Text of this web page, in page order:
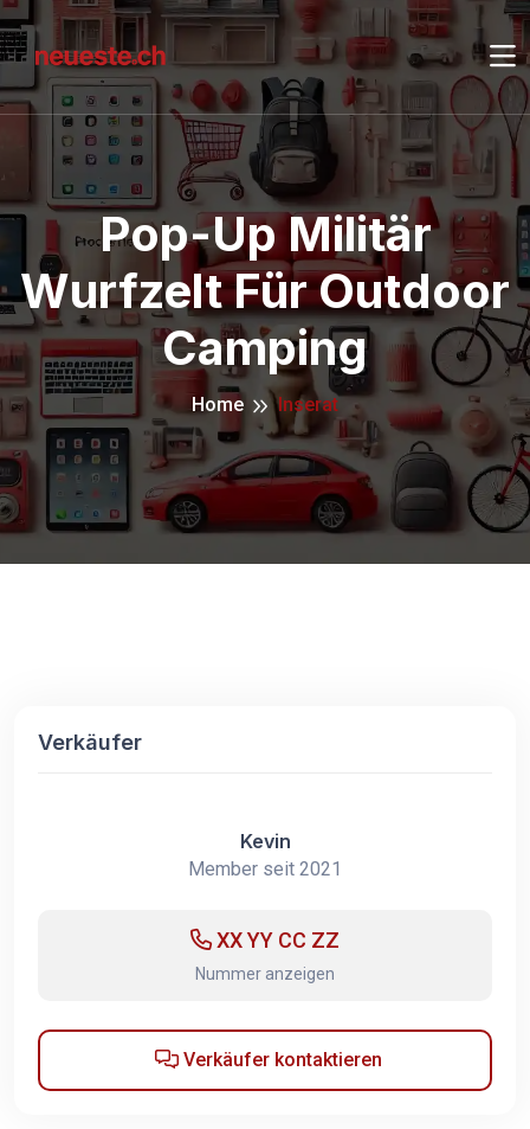
Pop-Up Militär
Wurfzelt Für Outdoor
Camping
Home Inserat
Verkäufer
Kevin
Member seit 2021
XX YY CC ZZ
Nummer anzeigen
Verkäufer kontaktieren